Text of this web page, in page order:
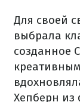
Для своей
выбрала
созданное
Хепберн из